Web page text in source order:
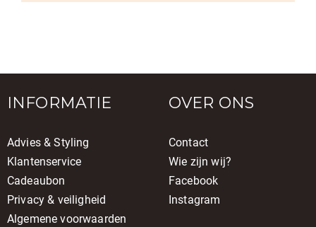
INFORMATIE
Advies & Styling
Klantenservice
Cadeaubon
Privacy & veiligheid
Algemene voorwaarden
OVER ONS
Contact
Wie zijn wij?
Facebook
Instagram